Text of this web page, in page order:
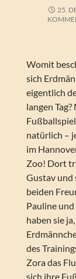
25.
Womit
sich
eigentlich
langen
natürlich –
im
Zoo! Dort
Gustav und
beiden
Pauline
haben sie
des
Zora das
sich ihre